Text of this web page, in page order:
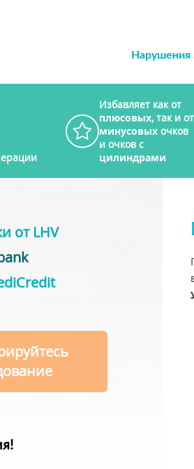
Нарушения
Избавляет как от
плюсовых, так и от
минусовых очков
и очков с
цилиндрами
от LHV